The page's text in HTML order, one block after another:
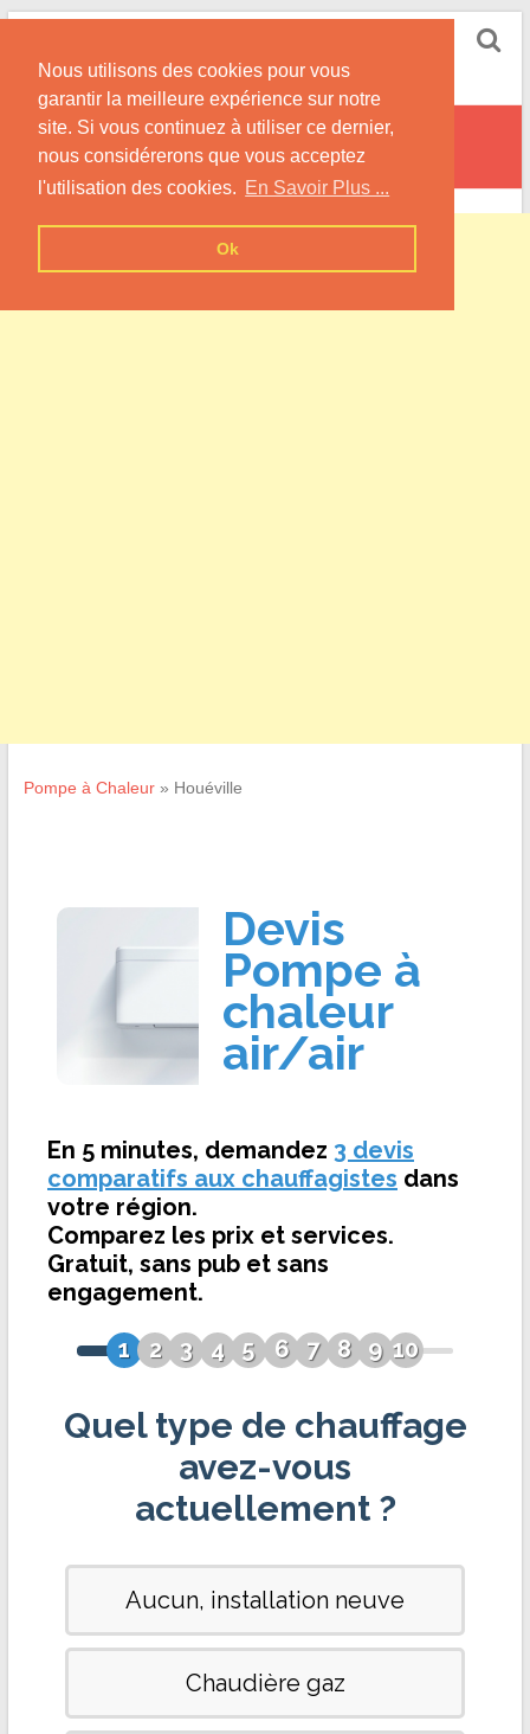
Nous utilisons des cookies pour vous
garantir la meilleure expérience sur notre
site. Si vous continuez à utiliser ce dernier,
nous considérerons que vous acceptez
l'utilisation des cookies. En Savoir Plus ...
Ok
Skip
content
Informations sur les Pompes à Chaleur
Houéville
Pompe à Chaleur» Houéville